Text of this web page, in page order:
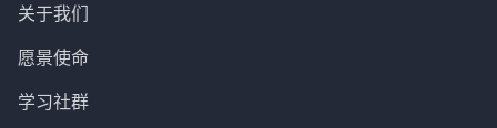
关于我们
愿景使命
学习社群